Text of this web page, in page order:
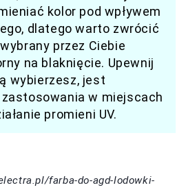
kolor pod wpływem
dlatego warto zwrócić
przez Ciebie
na blaknięcie. Upewnij
wybierzesz, jest
w miejscach
promieni UV.
farba-do-agd-lodowki-